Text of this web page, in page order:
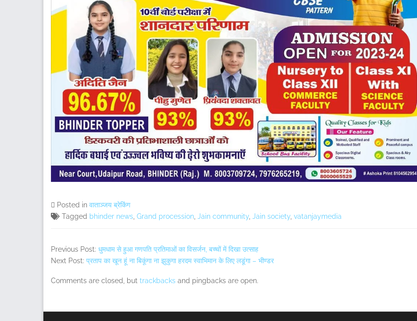
Posted in वाताञ्जय ब्रेकिंग
Tagged bhinder news Grand procession Jain community Jain society vatanjaymedia
Previous Post: धुमधाम से हुआ गणपति प्रतिमाओं का विसर्जन, बच्चों में दिखा उत्साह
Next Post: प्रताप का खून हूं ना बिकूंगा ना झुकुगा हरदम स्वाभिमान के लिए लडूंगा – भीण्डर
Comments are closed, but trackbacks and pingbacks are open.